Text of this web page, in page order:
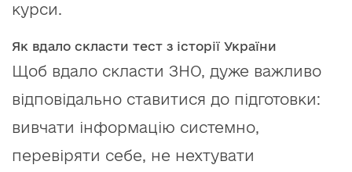
курси.
Як вдало скласти тест з історії України
Щоб вдало скласти ЗНО, дуже важливо
відповідально ставитися до підготовки:
вивчати інформацію системно,
перевіряти себе, не нехтувати